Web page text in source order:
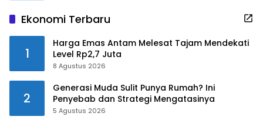
Ekonomi Terbaru
1
Harga Emas Antam Melesat Tajam Mendekati
Level Rp2,7 Juta
8 Agustus 2026
2
Generasi Muda Sulit Punya Rumah? Ini
Penyebab dan Strategi Mengatasinya
5 Agustus 2026